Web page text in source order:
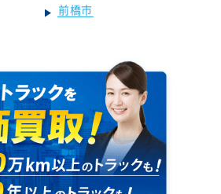
前橋市